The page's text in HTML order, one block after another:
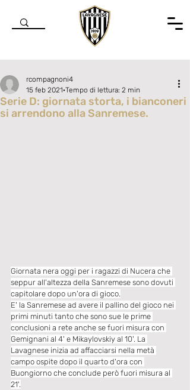
Serie D: giornata storta, i bianconeri
si arrendono alla Sanremese.
rcompagnoni4
15 feb 2021 Tempo di lettura: 2 min
Giornata nera oggi per i ragazzi di Nucera che
seppur all'altezza della Sanremese sono dovuti
capitolare dopo un'ora di gioco.
E' la Sanremese ad avere il pallino del gioco nei
primi minuti tanto che sono sue le prime
conclusioni a rete anche se fuori misura con
Gemignani al 4' e Mikaylovskiy al 10'. La
Lavagnese inizia ad affacciarsi nella metà
campo ospite dopo il quarto d'ora con
Buongiorno che conclude però fuori misura al
21'.